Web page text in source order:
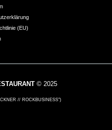
(EU)
© 2025
// ROCKBUSINESS")